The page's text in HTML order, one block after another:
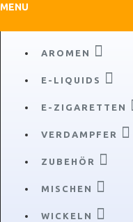
MENU
AROMEN
E-LIQUIDS
E-ZIGARETTEN
VERDAMPFER
ZUBEHÖR
MISCHEN
WICKELN